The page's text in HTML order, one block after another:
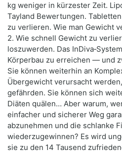
kg weniger in kürzester Zeit.
Tayland Bewertungen.
zu verlieren. Wie man Gewicht
2. Wie schnell Gewicht zu
loszuwerden. Das
Körperbau zu erreichen — und
Sie können weiterhin an
Übergewicht verursacht
gefährden. Sie können sich
Diäten quälen… Aber warum,
einfacher und sicherer Weg
abzunehmen und die schlanke
wiederzugewinnen? Es wird
sie zu den 14 Tausend